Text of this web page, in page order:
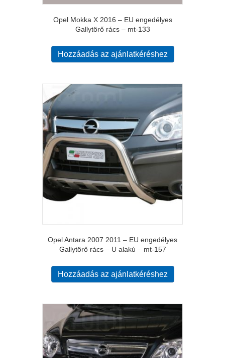
Opel Mokka X 2016 – EU engedélyes
Gallytörő rács – mt-133
Hozzáadás az ajánlatkéréshez
Opel Antara 2007 2011 – EU engedélyes
Gallytörő rács – U alakú – mt-157
Hozzáadás az ajánlatkéréshez